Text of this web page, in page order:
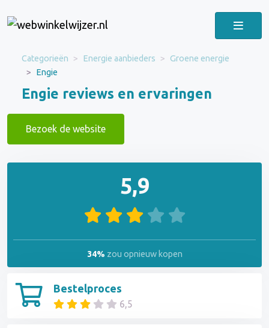
Categorieën Energie aanbieders
Groene energie
Engie
Engie reviews en ervaringen
Bezoek de website
Bestelproces
6,5
5,9
34% zou opnieuw kopen